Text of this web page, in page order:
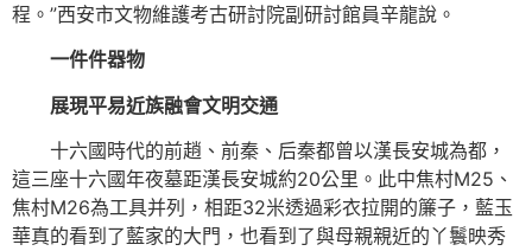
程。”西安市文物維護考古研討院副研討館員辛龍說。
一件件器物
展現平易近族融會文明交通
十六國時代的前趙、前秦、后秦都曾以漢長安城為都，
這三座十六國年夜墓距漢長安城約20公里。此中焦村M25、
焦村M26為工具并列，相距32米透過彩衣拉開的簾子，藍玉
華真的看到了藍家的大門，也看到了與母親親近的丫鬟映秀